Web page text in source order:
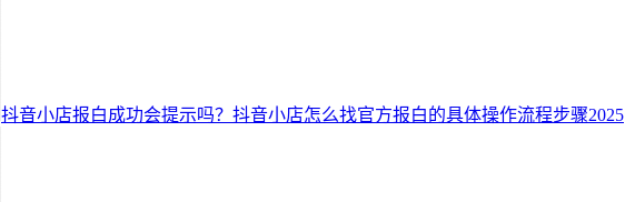
抖音小店报白成功会提示吗？抖音小店怎么找官方报白的具体操作流程步骤2025